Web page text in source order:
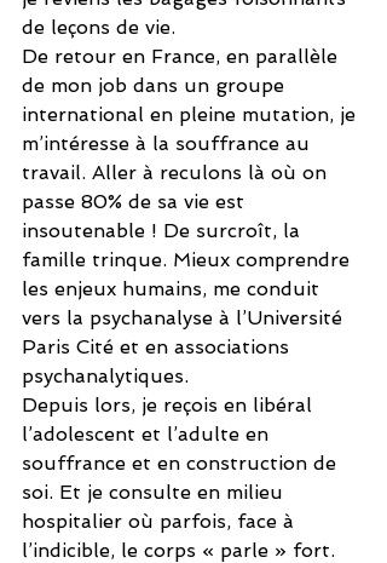
de leçons de vie.
De retour en France, en parallèle
de mon job dans un groupe
international en pleine mutation, je
m’intéresse à la souffrance au
travail. Aller à reculons là où on
passe 80% de sa vie est
insoutenable ! De surcroît, la
famille trinque. Mieux comprendre
les enjeux humains, me conduit
vers la psychanalyse à l’Université
Paris Cité et en associations
psychanalytiques.
Depuis lors, je reçois en libéral
l’adolescent et l’adulte en
souffrance et en construction de
soi. Et je consulte en milieu
hospitalier où parfois, face à
l’indicible, le corps « parle » fort.